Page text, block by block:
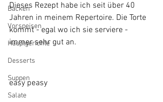
Backen
Vorspeisen
Hauptgerichte
Desserts
Suppen
Salate
Dieses Rezept habe ich seit über 40
Jahren in meinem Repertoire. Die Torte
kommt - egal wo ich sie serviere -
immer sehr gut an.
easy peasy